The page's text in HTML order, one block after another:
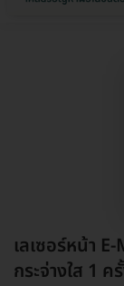
เลเซอร์หน้า
กระจ่างใส 1 ค